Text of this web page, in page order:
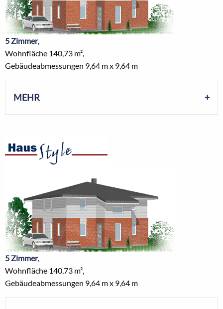
5 Zimmer,
Wohnfläche 140,73 m²,
Gebäudeabmessungen 9,64 m x 9,64 m
MEHR
5 Zimmer,
Wohnfläche 140,73 m²,
Gebäudeabmessungen 9,64 m x 9,64 m